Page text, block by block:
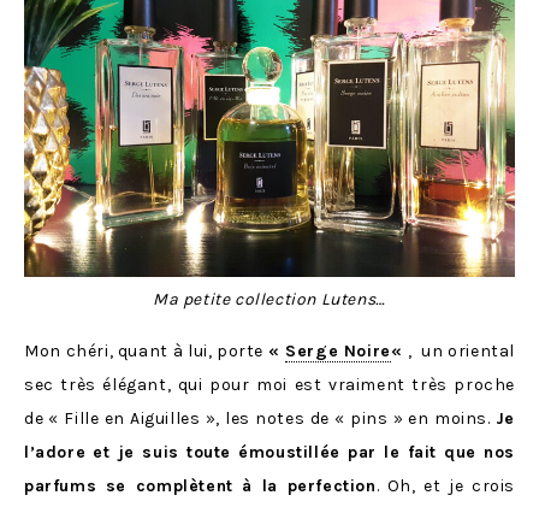
Ma petite collection Lutens…
Mon chéri, quant à lui, porte « Serge Noire« , un oriental
sec très élégant, qui pour moi est vraiment très proche
de « Fille en Aiguilles », les notes de « pins » en moins. Je
l’adore et je suis toute émoustillée par le fait que nos
parfums se complètent à la perfection. Oh, et je crois